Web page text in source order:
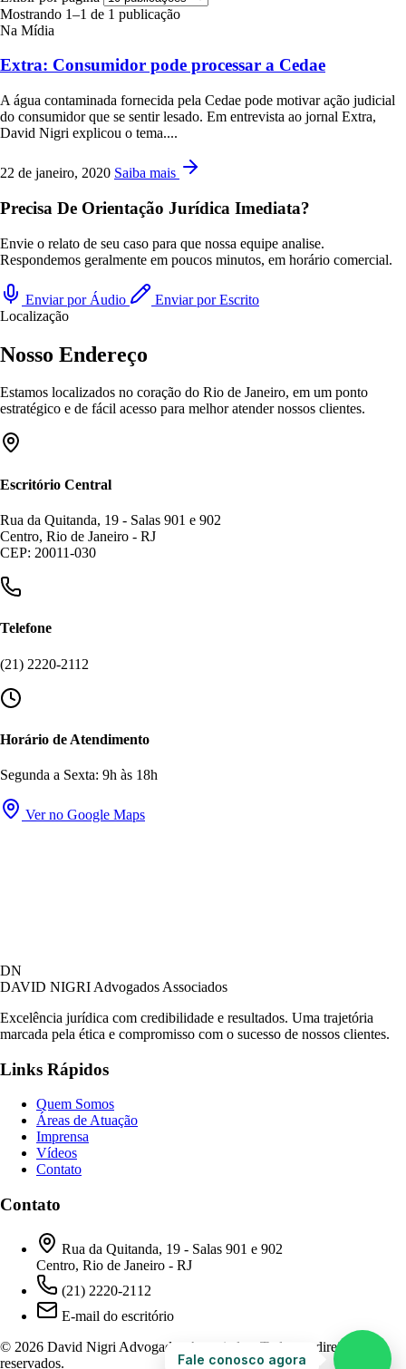
Mostrando 1–1 de 1 publicação
Na Mídia
Extra: Consumidor pode processar a Cedae
A água contaminada fornecida pela Cedae pode motivar ação judicial
do consumidor que se sentir lesado. Em entrevista ao jornal Extra,
David Nigri explicou o tema....
22 de janeiro, 2020 Saiba mais
Precisa De Orientação Jurídica Imediata?
Envie o relato de seu caso para que nossa equipe analise.
Respondemos geralmente em poucos minutos, em horário comercial.
Enviar por Áudio
Enviar por Escrito
Localização
Nosso Endereço
Estamos localizados no coração do Rio de Janeiro, em um ponto
estratégico e de fácil acesso para melhor atender nossos clientes.
Escritório Central
Rua da Quitanda, 19 - Salas 901 e 902
Centro, Rio de Janeiro - RJ
CEP: 20011-030
Telefone
(21) 2220-2112
Horário de Atendimento
Segunda a Sexta: 9h às 18h
Ver no Google Maps
DN
DAVID NIGRI Advogados Associados
Excelência jurídica com credibilidade e resultados. Uma trajetória
marcada pela ética e compromisso com o sucesso de nossos clientes.
Links Rápidos
Quem Somos
Áreas de Atuação
Imprensa
Vídeos
Contato
Contato
Rua da Quitanda, 19 - Salas 901 e 902
Centro, Rio de Janeiro - RJ
(21) 2220-2112
E-mail do escritório
© 2026 David Nigri Advogados Associados. Todos os direitos
reservados.
Online agora
Para que possamos ajudá-lo, por favor, informe
como deseja falar com nossa equipe.
Prefiro ser respondido por:
Fale conosco agora